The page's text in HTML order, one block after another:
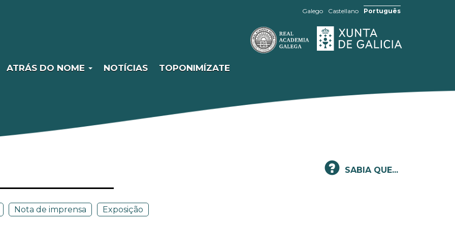
Galego Castellano Português
ATRÁS DO NOME NOTÍCIAS TOPONIMÍZATE
SABIA QUE...
Nota de imprensa Exposição